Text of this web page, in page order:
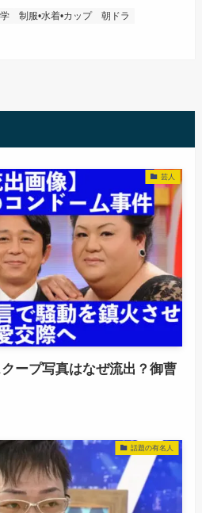
制服•水着•カップ 朝ドラ
芸人
ープ写真はなぜ流出？御曹
話題の有名人